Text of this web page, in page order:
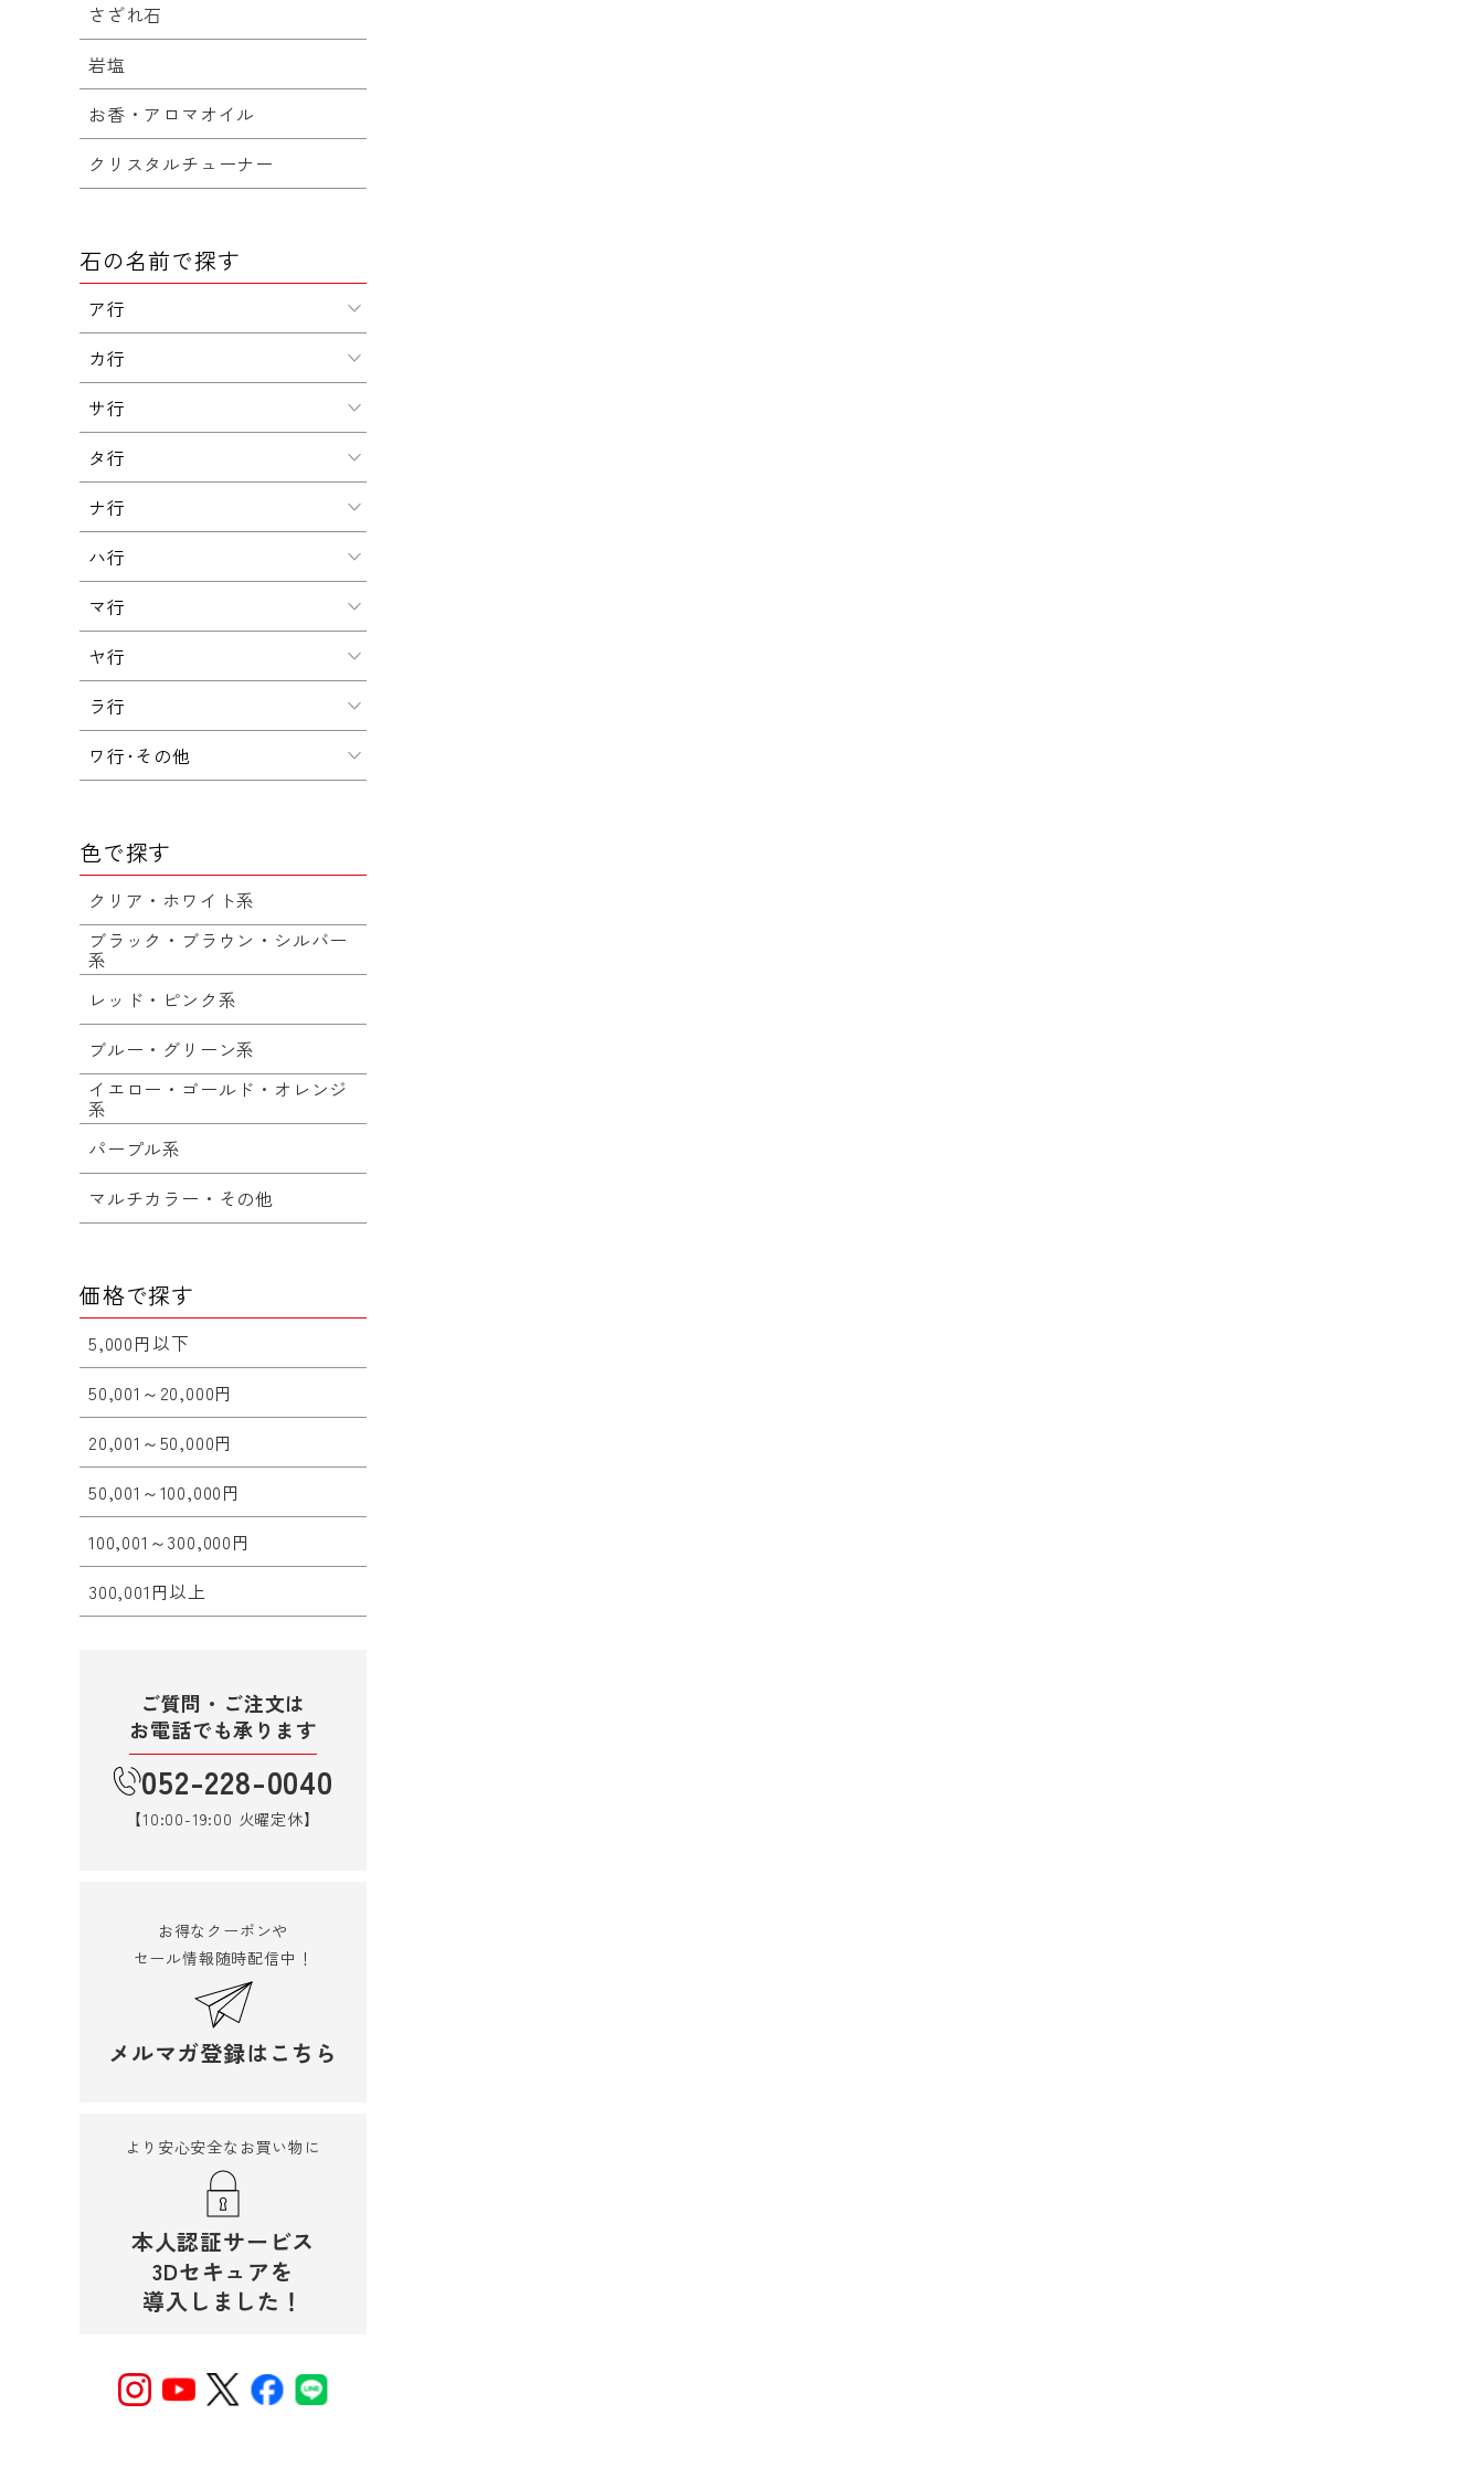
さざれ石
岩塩
お香・アロマオイル
クリスタルチューナー
石の名前で探す
ア行
カ行
サ行
タ行
ナ行
ハ行
マ行
ヤ行
ラ行
ワ行･その他
色で探す
クリア・ホワイト系
ブラック・ブラウン・シルバー
系
レッド・ピンク系
ブルー・グリーン系
イエロー・ゴールド・オレンジ
系
パープル系
マルチカラー・その他
価格で探す
5,000円以下
50,001～20,000円
20,001～50,000円
50,001～100,000円
100,001～300,000円
300,001円以上
ご質問・ご注文は
お電話でも承ります
052-228-0040
【10:00-19:00 火曜定休】
お得なクーポンや
セール情報随時配信中！
メルマガ登録はこちら
より安心安全なお買い物に
本人認証サービス
3Dセキュアを
導入しました！